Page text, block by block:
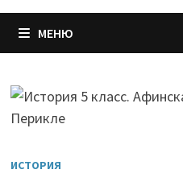
МЕНЮ
ИСТОРИЯ